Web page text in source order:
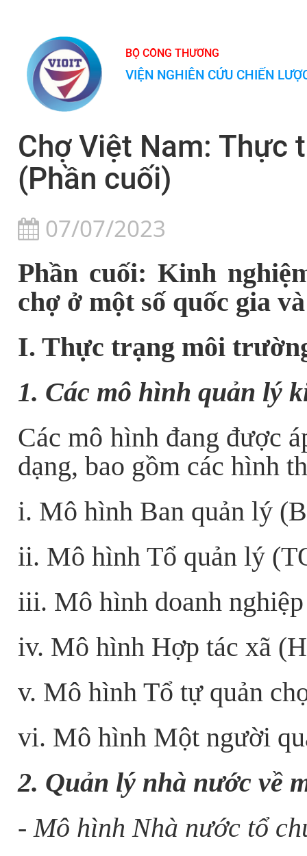
BỘ CÔNG THƯƠNG
VIỆN NGHIÊN CỨU CHIẾN
Chợ Việt Nam: Thực
(Phần cuối)
07/07/2023
Phần cuối: Kinh
chợ ở một số quốc gia
I. Thực trạng môi
1. Các mô hình quản lý
Các mô hình đang được
dạng, bao gồm các hình
i. Mô hình Ban quản lý
ii. Mô hình Tổ quản lý
iii. Mô hình doanh
iv. Mô hình Hợp tác xã
v. Mô hình Tổ tự quản
vi. Mô hình Một người
2. Quản lý nhà nước về
- Mô hình Nhà nước tổ